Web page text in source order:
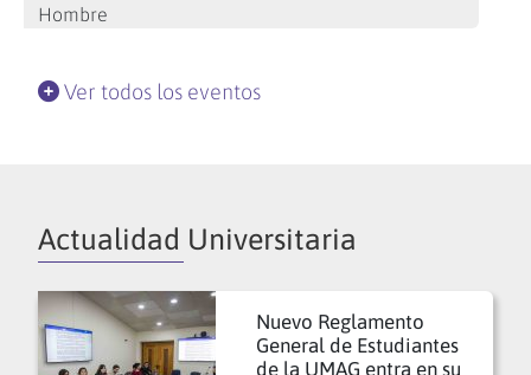
Hombre
Ver todos los eventos
Actualidad Universitaria
Nuevo Reglamento
General de Estudiantes
de la UMAG entra en su